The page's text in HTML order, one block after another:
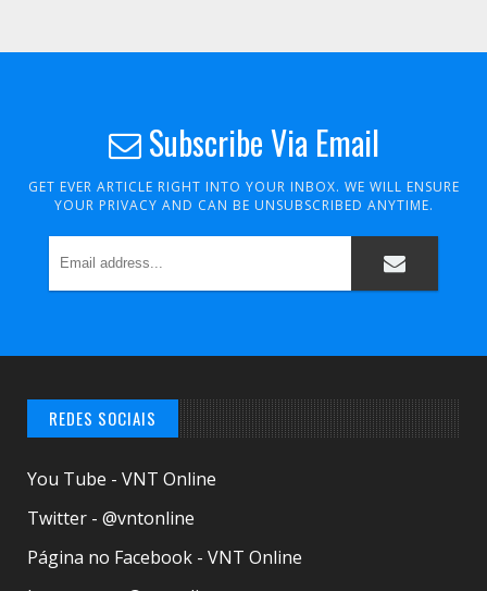
Subscribe Via Email
GET EVER ARTICLE RIGHT INTO YOUR INBOX. WE WILL ENSURE
YOUR PRIVACY AND CAN BE UNSUBSCRIBED ANYTIME.
REDES SOCIAIS
You Tube - VNT Online
Twitter - @vntonline
Página no Facebook - VNT Online